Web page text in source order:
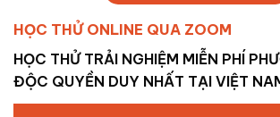
HỌC THỬ ONLINE QUA ZOOM
HỌC THỬ TRẢI NGHIỆM MIỄN PHÍ
ĐỘC QUYỀN DUY NHẤT TẠI VIỆT